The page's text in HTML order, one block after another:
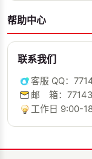
帮助中心
联系我们
客服 QQ：
邮 箱：
工作日 9:00-